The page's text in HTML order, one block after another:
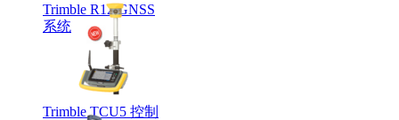
Trimble R12 GNSS
系统
Trimble TCU5 控制